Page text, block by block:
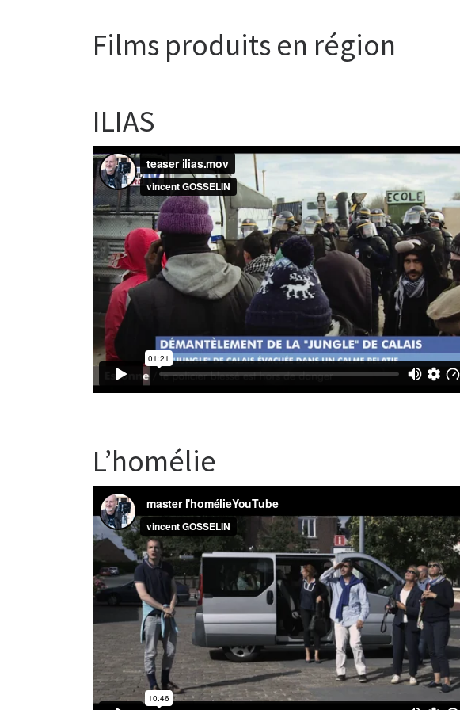
Films produits en région
ILIAS
L’homélie